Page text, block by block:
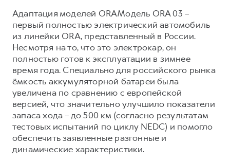
Адаптация моделей ORAМодель ORA 03 –
первый полностью электрический автомобиль
из линейки ORA, представленный в России.
Несмотря на то, что это электрокар, он
полностью готов к эксплуатации в зимнее
время года. Специально для российского рынка
ёмкость аккумуляторной батареи была
увеличена по сравнению с европейской
версией, что значительно улучшило показатели
запаса хода – до 500 км (согласно результатам
тестовых испытаний по циклу NEDC) и помогло
обеспечить заявленные разгонные и
динамические характеристики.